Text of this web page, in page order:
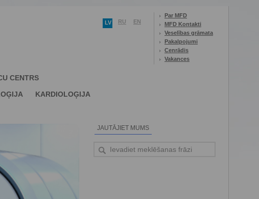
LV RU EN
Par MFD
MFD Kontakti
Veselības grāmata
Pakalpojumi
Cenrādis
Vakances
CENTRS
KARDIOLOĢIJA
JAUTĀJIET MUMS